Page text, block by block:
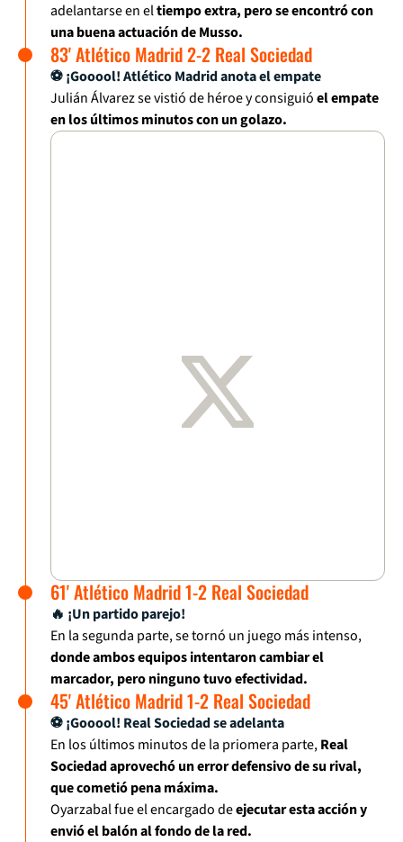
adelantarse en eltiempo extra, pero se encontró con
una buena actuación de Musso.
83' Atlético Madrid 2-2 Real Sociedad
⚽ ¡Gooool! Atlético Madrid anota el empate
Julián Álvarez se vistió de héroe y consiguióel empate
en los últimos minutos con un golazo.
61' Atlético Madrid 1-2 Real Sociedad
🔥 ¡Un partido parejo!
En la segunda parte, se tornó un juego más intenso,
donde ambos equipos intentaron cambiar el
marcador, pero ninguno tuvo efectividad.
45' Atlético Madrid 1-2 Real Sociedad
⚽ ¡Gooool! Real Sociedad se adelanta
En los últimos minutos de la priomera parte,Real
Sociedad aprovechó un error defensivo de su rival,
que cometió pena máxima.
Oyarzabal fue el encargado deejecutar esta acción y
envió el balón al fondo de la red.